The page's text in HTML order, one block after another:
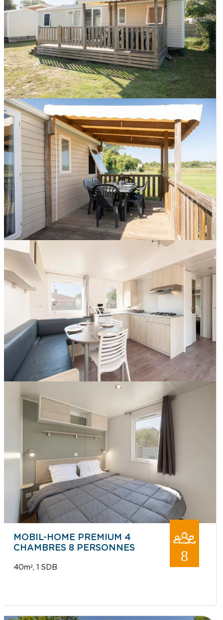
MOBIL-HOME PREMIUM 4
CHAMBRES 8 PERSONNES
40m² 1 SDB
8